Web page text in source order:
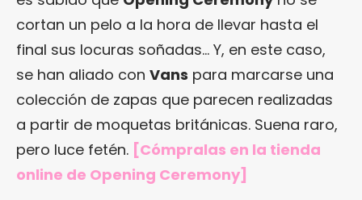
cortan un pelo a la hora de llevar hasta el
final sus locuras soñadas… Y, en este caso,
se han aliado con Vans para marcarse una
colección de zapas que parecen realizadas
a partir de moquetas británicas. Suena raro,
pero luce fetén. [Cómpralas en la tienda
online de Opening Ceremony]